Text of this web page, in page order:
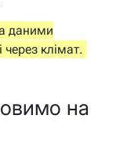
даними
клімат.
на